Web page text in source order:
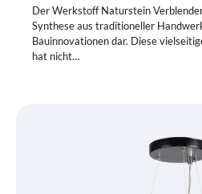
Der Werkstoff Naturstein
Synthese aus traditioneller
Bauinnovationen dar. Diese
hat nicht…